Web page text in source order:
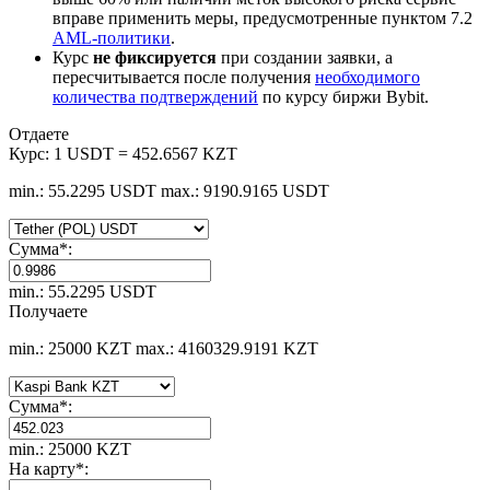
вправе применить меры, предусмотренные пунктом 7.2
AML-политики.
Курс не фиксируется при создании заявки, а
пересчитывается после получения необходимого
количества подтверждений по курсу биржи Bybit.
Отдаете
Курс: 1 USDT = 452.6567 KZT
min.: 55.2295 USDT max.: 9190.9165 USDT
Сумма*:
min.: 55.2295 USDT
Получаете
min.: 25000 KZT max.: 4160329.9191 KZT
Сумма*:
min.: 25000 KZT
На карту*: